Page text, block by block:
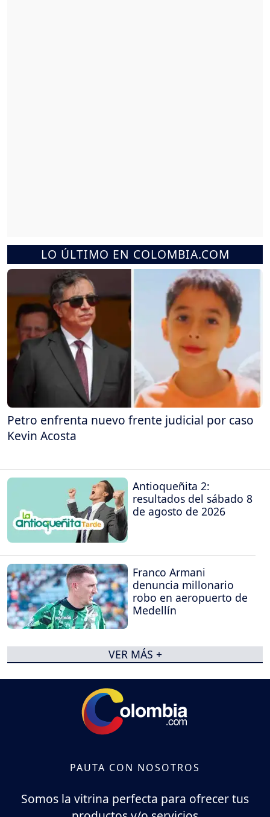
LO ÚLTIMO EN COLOMBIA.COM
Petro enfrenta nuevo frente judicial por caso
Kevin Acosta
Antioqueñita 2:
resultados del sábado 8
de agosto de 2026
Franco Armani
denuncia millonario
robo en aeropuerto de
Medellín
VER MÁS +
PAUTA CON NOSOTROS
Somos la vitrina perfecta para ofrecer tus